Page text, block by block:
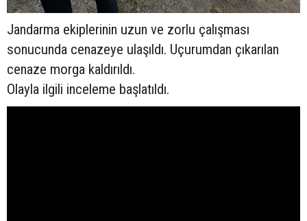
Jandarma ekiplerinin uzun ve zorlu çalışması
sonucunda cenazeye ulaşıldı. Uçurumdan çıkarılan
cenaze morga kaldırıldı.
Olayla ilgili inceleme başlatıldı.